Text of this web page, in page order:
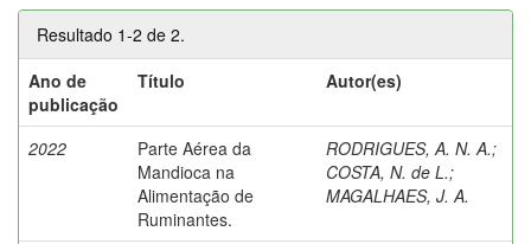
Resultado 1-2 de 2.
Ano de
publicação
Título Autor(es)
2022
Parte Aérea da
Mandioca na
Alimentação de
Ruminantes.
RODRIGUES, A. N. A.;
COSTA, N. de L.;
MAGALHAES, J. A.